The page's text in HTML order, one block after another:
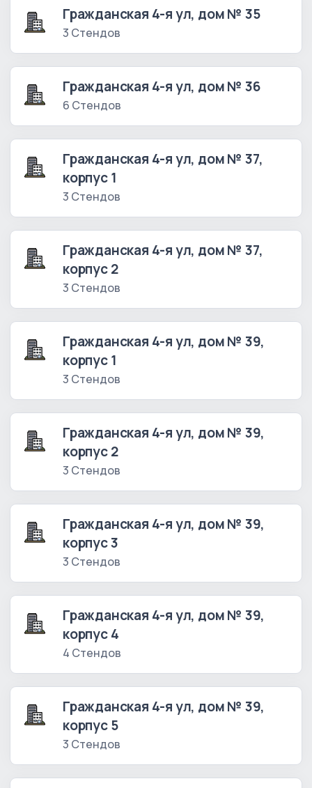
Гражданская 4-я ул, дом № 35
3 Стендов
Гражданская 4-я ул, дом № 36
6 Стендов
Гражданская 4-я ул, дом № 37,
корпус 1
3 Стендов
Гражданская 4-я ул, дом № 37,
корпус 2
3 Стендов
Гражданская 4-я ул, дом № 39,
корпус 1
3 Стендов
Гражданская 4-я ул, дом № 39,
корпус 2
3 Стендов
Гражданская 4-я ул, дом № 39,
корпус 3
3 Стендов
Гражданская 4-я ул, дом № 39,
корпус 4
4 Стендов
Гражданская 4-я ул, дом № 39,
корпус 5
3 Стендов